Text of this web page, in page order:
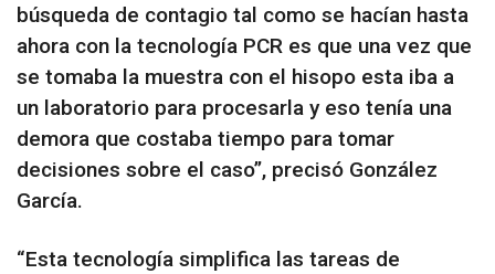
búsqueda de contagio tal como se hacían hasta
ahora con la tecnología PCR es que una vez que
se tomaba la muestra con el hisopo esta iba a
un laboratorio para procesarla y eso tenía una
demora que costaba tiempo para tomar
decisiones sobre el caso”, precisó González
García.
“Esta tecnología simplifica las tareas de